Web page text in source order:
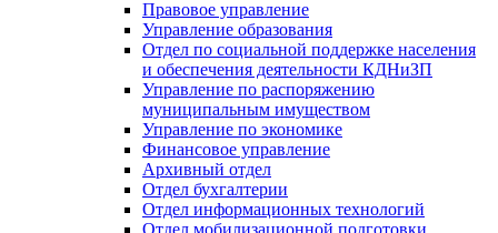
Правовое управление
Управление образования
Отдел по социальной поддержке населения
и обеспечения деятельности КДНиЗП
Управление по распоряжению
муниципальным имуществом
Управление по экономике
Финансовое управление
Архивный отдел
Отдел бухгалтерии
Отдел информационных технологий
Отдел мобилизационной подготовки